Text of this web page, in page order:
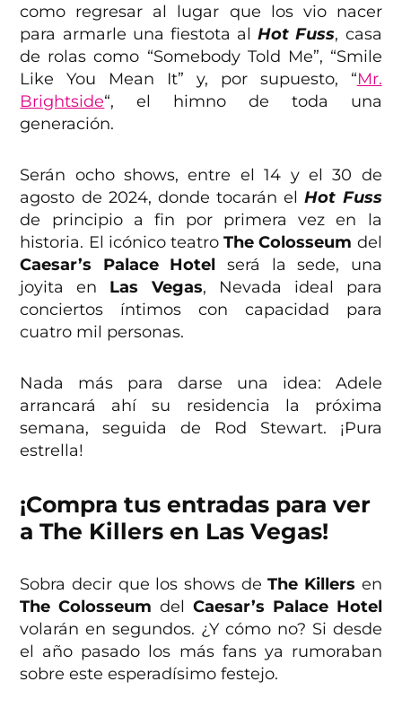
como regresar al lugar que los vio nacer
para armarle una fiestota alHot Fuss, casa
de rolas como “Somebody Told Me”, “Smile
Like You Mean It” y, por supuesto, “Mr.
Brightside“, el himno de toda una
generación.
Serán ocho shows, entre el 14 y el 30 de
agosto de 2024, donde tocarán elHot Fuss
de principio a fin por primera vez en la
historia. El icónico teatroThe Colosseum del
Caesar’s Palace Hotel será la sede, una
joyita en Las Vegas, Nevada ideal para
conciertos íntimos con capacidad para
cuatro mil personas.
Nada más para darse una idea: Adele
arrancará ahí su residencia la próxima
semana, seguida de Rod Stewart. ¡Pura
estrella!
¡Compra tus entradas para ver
a The Killers en Las Vegas!
Sobra decir que los shows deThe Killers en
The Colosseum del Caesar’s Palace Hotel
volarán en segundos. ¿Y cómo no? Si desde
el año pasado los más fans ya rumoraban
sobre este esperadísimo festejo.